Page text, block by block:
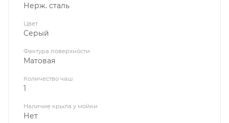
Нерж. сталь
Цвет
Серый
Фактура поверхности
Матовая
Количество чаш
1
Наличие крыла у мойки
Нет